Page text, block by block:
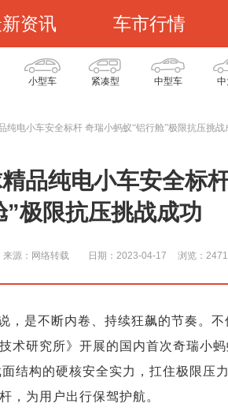
资讯 车市行情
小型车 紧凑型 中型车 中
纯电小车安全标杆 奇瑞小蚂蚁“铝行舱”极限抗压挑战
品纯电小车安全标
”极限抗压挑战成功
来源：网络转载 日期：2023-04-17 浏览：2471
，是不断内卷、持续狂飙的节奏。
研究所》开展的国内首次奇瑞小蚂
结构的硬核安全实力，扛住极限压
，为用户出行保驾护航。